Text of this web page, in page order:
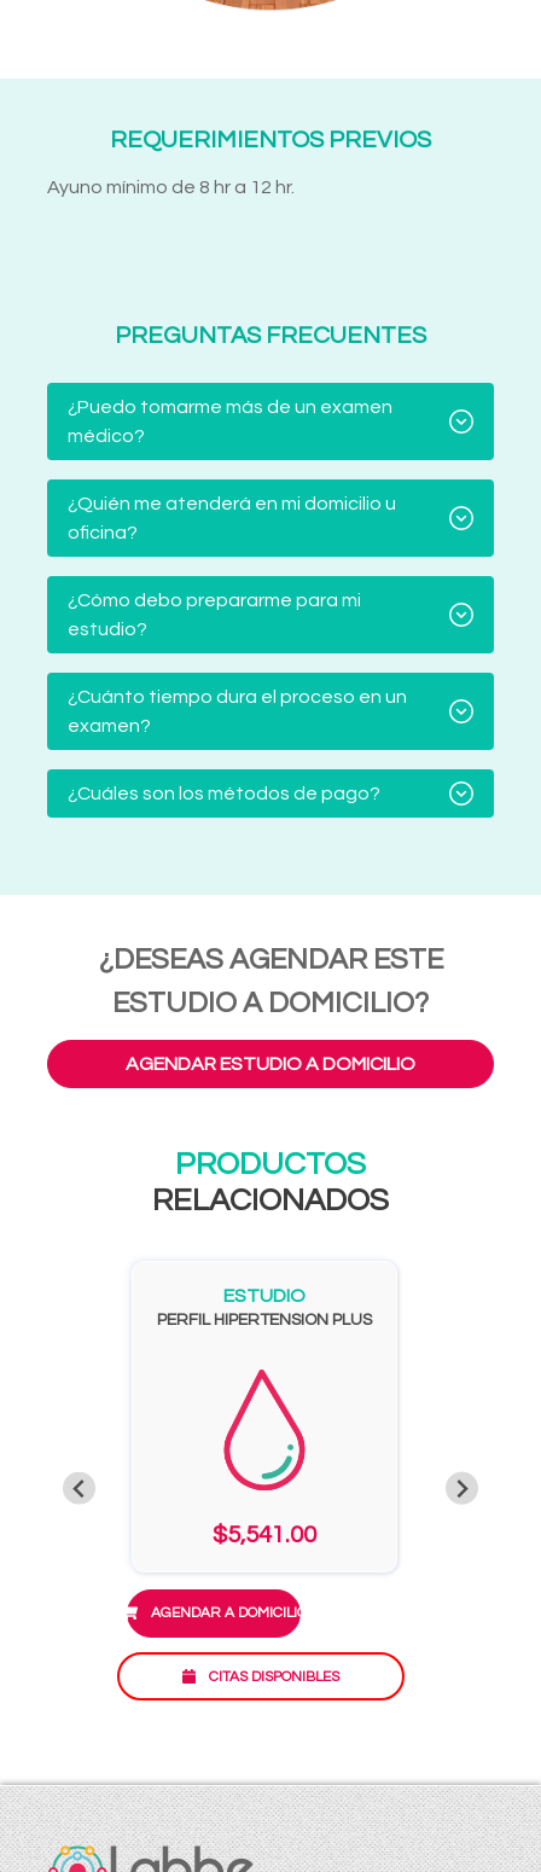
REQUERIMIENTOS PREVIOS
Ayuno mínimo de 8 hr a 12 hr.
PREGUNTAS FRECUENTES
¿Puedo tomarme más de un examen
médico?
¿Quién me atenderá en mi domicilio u
oficina?
¿Cómo debo prepararme para mi
estudio?
¿Cuánto tiempo dura el proceso en un
examen?
¿Cuáles son los métodos de pago?
¿DESEAS AGENDAR ESTE
ESTUDIO A DOMICILIO?
AGENDAR ESTUDIO A DOMICILIO
PRODUCTOS
RELACIONADOS
ESTUDIO
PERFIL HIPERTENSION PLUS
$5,541.00
AGENDAR A DOMICILIO
CITAS DISPONIBLES